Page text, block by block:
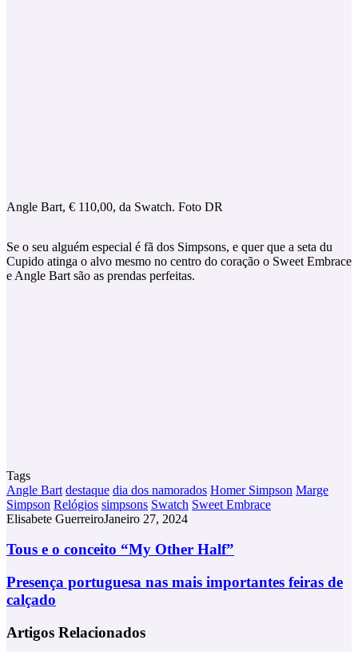
Angle Bart, € 110,00, da Swatch. Foto DR
Se o seu alguém especial é fã dos Simpsons, e quer que a seta du
Cupido atinga o alvo mesmo no centro do coração o Sweet Embrace
e Angle Bart são as prendas perfeitas.
Tags
Angle Bart destaque dia dos namorados Homer Simpson Marge
Simpson Relógios simpsons Swatch Sweet Embrace
Elisabete GuerreiroJaneiro 27, 2024
Tous
o
conceito
“My
Half”
Tous e o conceito “My Other Half”
Presença
portuguesa
nas
importantes
Presença portuguesa nas mais importantes feiras de
calçado
Artigos Relacionados